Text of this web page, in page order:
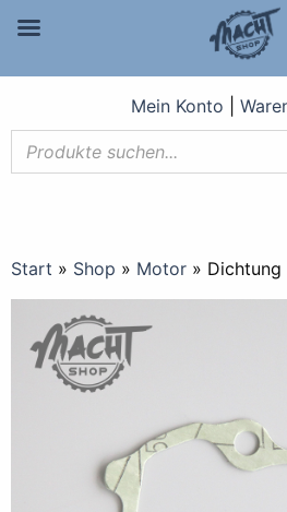
Mein Konto
Start » Shop » Motor » Dichtung